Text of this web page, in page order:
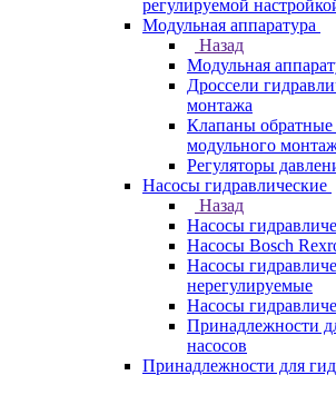
регулируемой
Модульная аппаратура
Назад
Модульная
Дроссели
монтажа
Клапаны обратные
модульного
Регуляторы
Насосы гидравлические
Назад
Насосы
Насосы Bosch
Насосы
нерегулируемые
Насосы
Принадлежности
насосов
Принадлежности для